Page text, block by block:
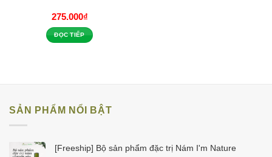
275.000₫
ĐỌC TIẾP
SẢN PHẨM NỔI BẬT
[Freeship] Bộ sản phẩm đặc trị Nám I'm Nature